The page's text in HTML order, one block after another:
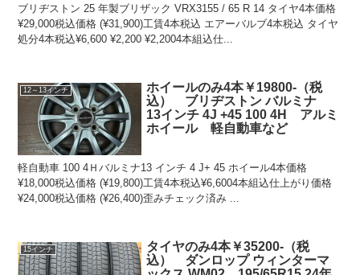
ブリヂストン 25 年製ブリザック VRX3155 / 65 R 14 タイヤ4本価格
¥29,000税込価格 (¥31,900)工賃4本税込 エアーバルブ4本税込 タイヤ
処分4本税込¥6,600 ¥2,200 ¥2,2004本組込仕...
12～13インチ
ホイールのみ4本￥19800-（税
込） ブリヂストン バルミナ
13インチ 4J +45 100 4H アルミ
ホイール 軽自動車など
軽自動車 100 4Ｈバルミナ13 インチ 4 J+ 45 ホイール4本価格
¥18,000税込価格 (¥19,800)工賃4本税込¥6,6004本組込仕上がり価格
¥24,000税込価格 (¥26,400)歪みチェック済み ...
15インチ
タイヤのみ4本￥35200-（税
込） ダンロップ ウィンターマ